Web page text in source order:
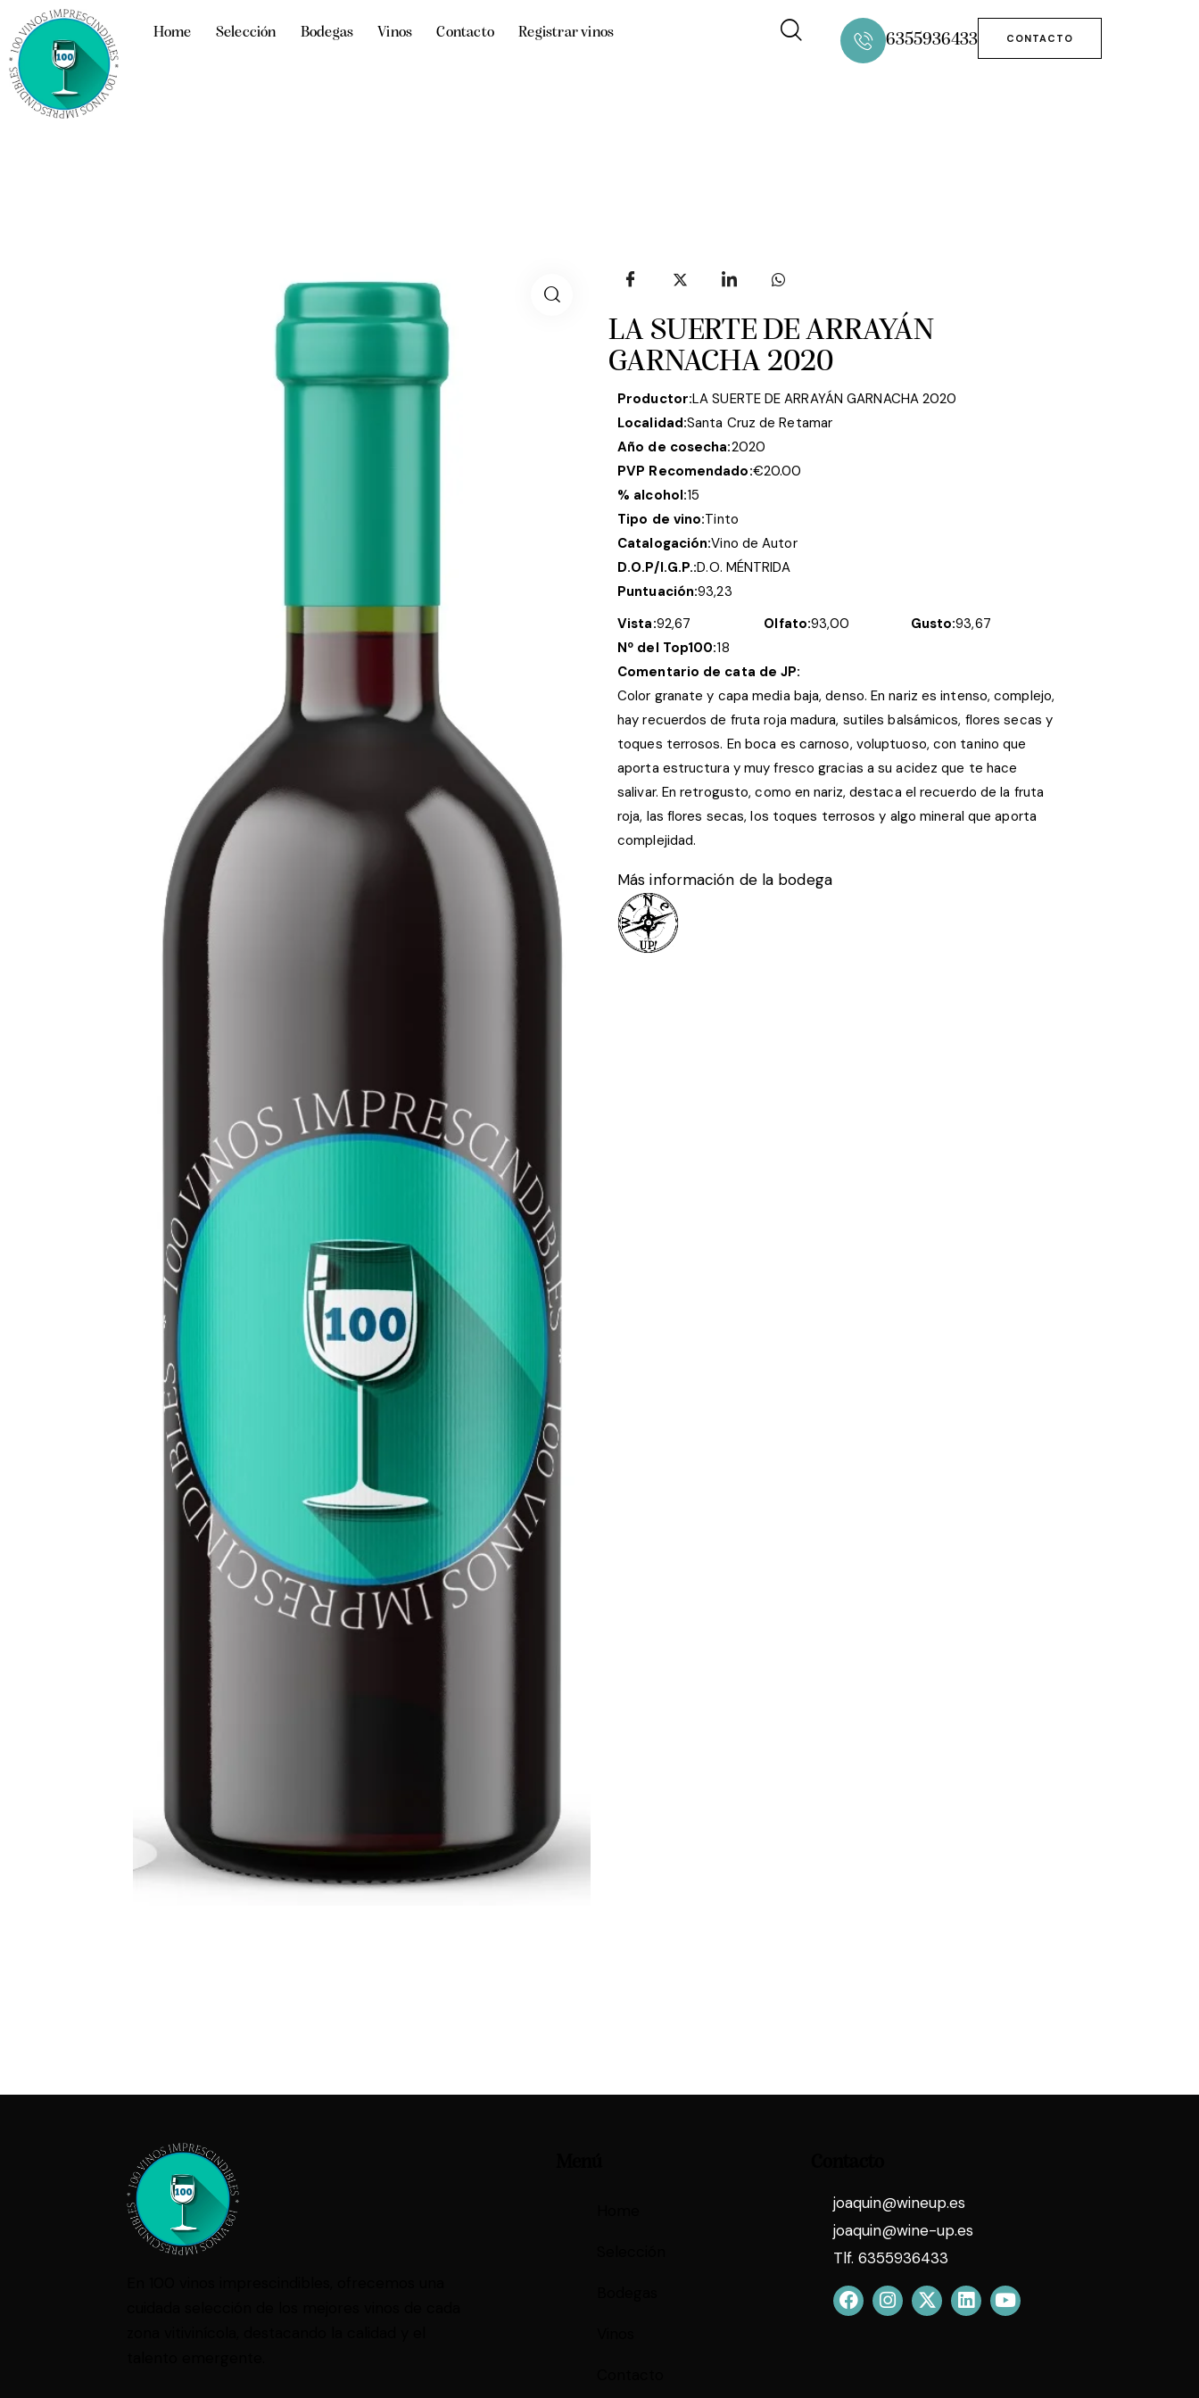
Home Selección Bodegas Vinos Contacto Registrar vinos 6355936433 CONTACTO
LA SUERTE DE ARRAYÁN
GARNACHA 2020
Productor:LA SUERTE DE ARRAYÁN GARNACHA 2020
Localidad:Santa Cruz de Retamar
Año de cosecha:2020
PVP Recomendado:€20.00
% alcohol:15
Tipo de vino:Tinto
Catalogación:Vino de Autor
D.O.P/I.G.P.:D.O. MÉNTRIDA
Puntuación:93,23
Vista:92,67 Olfato:93,00 Gusto:93,67
Nº del Top100:18
Comentario de cata de JP:
Color granate y capa media baja, denso. En nariz es intenso, complejo,
hay recuerdos de fruta roja madura, sutiles balsámicos, flores secas y
toques terrosos. En boca es carnoso, voluptuoso, con tanino que
aporta estructura y muy fresco gracias a su acidez que te hace
salivar. En retrogusto, como en nariz, destaca el recuerdo de la fruta
roja, las flores secas, los toques terrosos y algo mineral que aporta
complejidad.
Más información de la bodega
joaquin@wineup.es
joaquin@wine-up.es
Tlf. 6355936433